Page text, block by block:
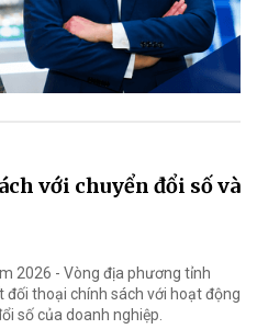
với chuyển đổi số và
2026 - Vòng địa phương tỉnh
đối thoại chính sách với hoạt động
số của doanh nghiệp.